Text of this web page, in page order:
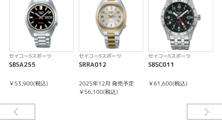
腕時計
SEIKO 5 SPORTS
紹介文
キャリバーNo/4R36
メカニカル 自動巻（手巻つき）
最大巻上時約41時間持続
24石
セイコー5スポーツ
SBSA255
￥53,900(税込)
セイコー5スポーツ
SRRA012
2025年12月 発売予定
￥56,100(税込)
セイコー5スポーツ
SBSC011
￥61,600(税込)